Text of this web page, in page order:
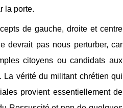
la porte.
de gauche, droite et centre
devrait pas nous perturber, car
citoyens ou candidats aux
vérité du militant chrétien qui
provient essentiellement de